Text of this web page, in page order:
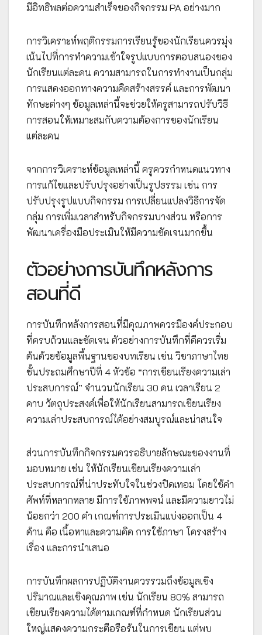
มีอิทธิพลต่อความสำเร็จของกิจกรรม PA อย่างมาก
การวิเคราะห์พฤติกรรมการเรียนรู้ของนักเรียนควรมุ่ง
เน้นไปที่การทำความเข้าใจรูปแบบการตอบสนองของ
นักเรียนแต่ละคน ความสามารถในการทำงานเป็นกลุ่ม
การแสดงออกทางความคิดสร้างสรรค์ และการพัฒนา
ทักษะต่างๆ ข้อมูลเหล่านี้จะช่วยให้ครูสามารถปรับวิธี
การสอนให้เหมาะสมกับความต้องการของนักเรียน
แต่ละคน
จากการวิเคราะห์ข้อมูลเหล่านี้ ครูควรกำหนดแนวทาง
การแก้ไขและปรับปรุงอย่างเป็นรูปธรรม เช่น การ
ปรับปรุงรูปแบบกิจกรรม การเปลี่ยนแปลงวิธีการจัด
กลุ่ม การเพิ่มเวลาสำหรับกิจกรรมบางส่วน หรือการ
พัฒนาเครื่องมือประเมินให้มีความชัดเจนมากขึ้น
ตัวอย่างการบันทึกหลังการ
สอนที่ดี
การบันทึกหลังการสอนที่มีคุณภาพควรมีองค์ประกอบ
ที่ครบถ้วนและชัดเจน ตัวอย่างการบันทึกที่ดีควรเริ่ม
ต้นด้วยข้อมูลพื้นฐานของบทเรียน เช่น วิชาภาษาไทย
ชั้นประถมศึกษาปีที่ 4 หัวข้อ “การเขียนเรียงความเล่า
ประสบการณ์” จำนวนนักเรียน 30 คน เวลาเรียน 2
คาบ วัตถุประสงค์เพื่อให้นักเรียนสามารถเขียนเรียง
ความเล่าประสบการณ์ได้อย่างสมบูรณ์และน่าสนใจ
ส่วนการบันทึกกิจกรรมควรอธิบายลักษณะของงานที่
มอบหมาย เช่น ให้นักเรียนเขียนเรียงความเล่า
ประสบการณ์ที่น่าประทับใจในช่วงปิดเทอม โดยใช้คำ
ศัพท์ที่หลากหลาย มีการใช้ภาพพจน์ และมีความยาวไม่
น้อยกว่า 200 คำ เกณฑ์การประเมินแบ่งออกเป็น 4
ด้าน คือ เนื้อหาและความคิด การใช้ภาษา โครงสร้าง
เรื่อง และการนำเสนอ
การบันทึกผลการปฏิบัติงานควรรวมถึงข้อมูลเชิง
ปริมาณและเชิงคุณภาพ เช่น นักเรียน 80% สามารถ
เขียนเรียงความได้ตามเกณฑ์ที่กำหนด นักเรียนส่วน
ใหญ่แสดงความกระตือรือร้นในการเขียน แต่พบ